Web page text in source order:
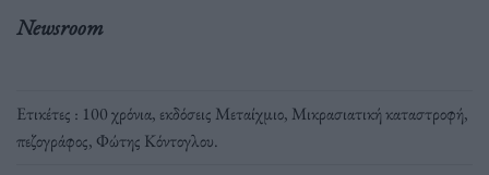
Newsroom
Ετικέτες : 100 χρόνια, εκδόσεις Μεταίχμιο, Μικρασιατική καταστροφή,
πεζογράφος, Φώτης Κόντογλου.